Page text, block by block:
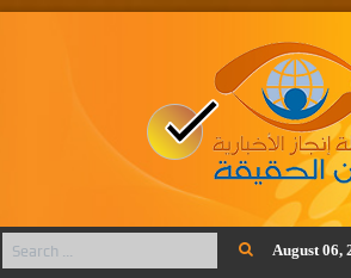
August 06,